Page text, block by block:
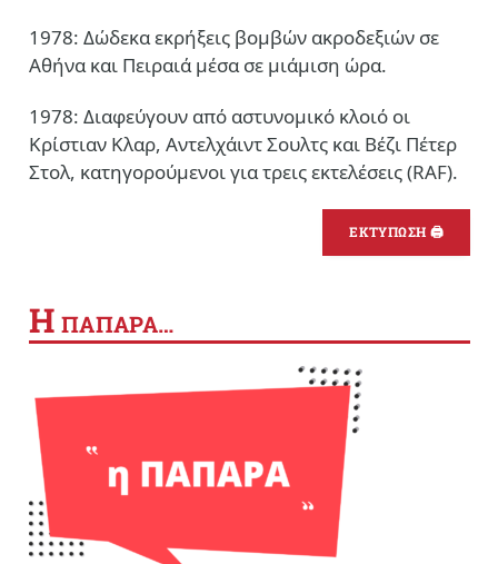
1978: Δώδεκα εκρήξεις βομβών ακροδεξιών σε
Αθήνα και Πειραιά μέσα σε μιάμιση ώρα.
1978: Διαφεύγουν από αστυνομικό κλοιό οι
Κρίστιαν Κλαρ, Αντελχάιντ Σουλτς και Βέζι Πέτερ
Στολ, κατηγορούμενοι για τρεις εκτελέσεις (RAF).
ΕΚΤΥΠΩΣΗ 🖨
Η ΠΑΠΑΡΑ…